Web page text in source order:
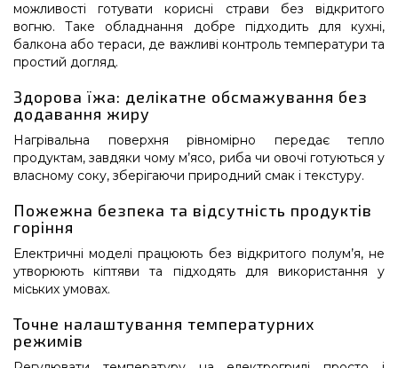
можливості готувати корисні страви без відкритого
вогню. Таке обладнання добре підходить для кухні,
балкона або тераси, де важливі контроль температури та
простий догляд.
Здорова їжа: делікатне обсмажування без
додавання жиру
Нагрівальна поверхня рівномірно передає тепло
продуктам, завдяки чому м’ясо, риба чи овочі готуються у
власному соку, зберігаючи природний смак і текстуру.
Пожежна безпека та відсутність продуктів
горіння
Електричні моделі працюють без відкритого полум’я, не
утворюють кіптяви та підходять для використання у
міських умовах.
Точне налаштування температурних
режимів